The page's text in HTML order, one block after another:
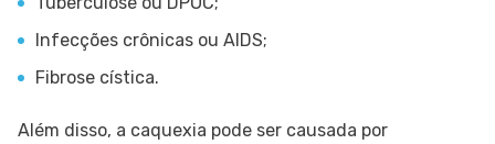
Infecções crônicas ou AIDS;
Fibrose cística.
Além disso, a caquexia pode ser causada por